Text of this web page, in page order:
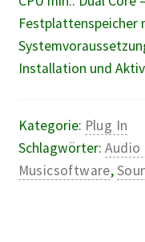
Festplattenspeicher
Installation und
Kategorie: Plug In
Schlagwörter: Audio
Musicsoftware,